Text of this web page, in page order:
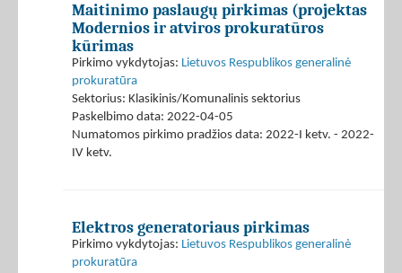
Maitinimo paslaugų pirkimas (projektas
Modernios ir atviros prokuratūros
kūrimas
Pirkimo vykdytojas: Lietuvos Respublikos generalinė
prokuratūra
Sektorius: Klasikinis/Komunalinis sektorius
Paskelbimo data: 2022-04-05
Numatomos pirkimo pradžios data: 2022-I ketv. - 2022-
IV ketv.
Elektros generatoriaus pirkimas
Pirkimo vykdytojas: Lietuvos Respublikos generalinė
prokuratūra